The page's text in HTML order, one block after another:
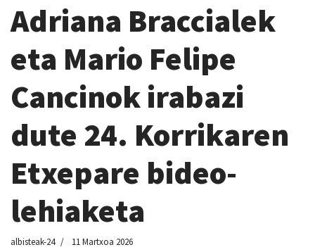
Adriana Braccialek
eta Mario Felipe
Cancinok irabazi
dute 24. Korrikaren
Etxepare bideo-
lehiaketa
albisteak-24 11 Martxoa 2026